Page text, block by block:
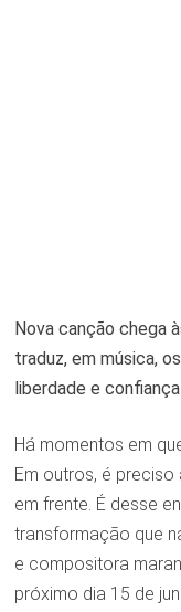
Nova canção chega
traduz, em música,
liberdade e
Há momentos em
Em outros, é
em frente. É desse
transformação que
e compositora
próximo dia 15 de